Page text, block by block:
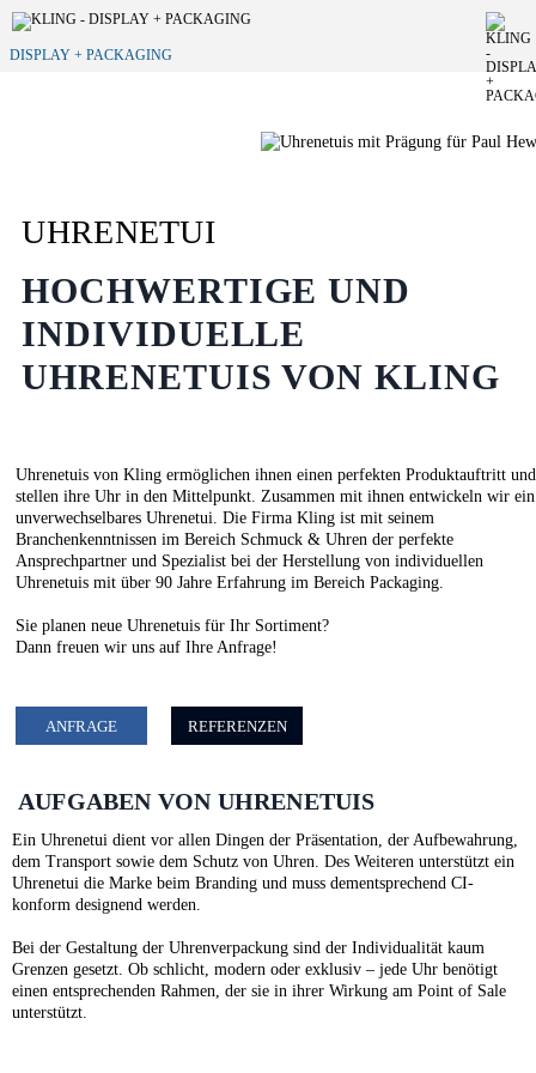
DISPLAY + PACKAGING
UHRENETUI
HOCHWERTIGE UND
INDIVIDUELLE
UHRENETUIS VON KLING
Uhrenetuis von Kling ermöglichen ihnen einen perfekten Produktauftritt und
stellen ihre Uhr in den Mittelpunkt. Zusammen mit ihnen entwickeln wir ein
unverwechselbares Uhrenetui. Die Firma Kling ist mit seinem
Branchenkenntnissen im Bereich Schmuck & Uhren der perfekte
Ansprechpartner und Spezialist bei der Herstellung von individuellen
Uhrenetuis mit über 90 Jahre Erfahrung im Bereich Packaging.
Sie planen neue Uhrenetuis für Ihr Sortiment?
Dann freuen wir uns auf Ihre Anfrage!
ANFRAGE REFERENZEN
AUFGABEN VON UHRENETUIS
Ein Uhrenetui dient vor allen Dingen der Präsentation, der Aufbewahrung,
dem Transport sowie dem Schutz von Uhren. Des Weiteren unterstützt ein
Uhrenetui die Marke beim Branding und muss dementsprechend CI-
konform designend werden.
Bei der Gestaltung der Uhrenverpackung sind der Individualität kaum
Grenzen gesetzt. Ob schlicht, modern oder exklusiv – jede Uhr benötigt
einen entsprechenden Rahmen, der sie in ihrer Wirkung am Point of Sale
unterstützt.